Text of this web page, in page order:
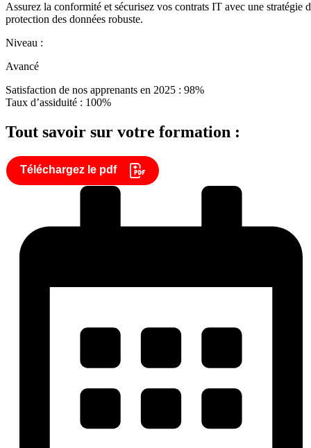
Assurez la conformité et sécurisez vos contrats IT avec une stratégie
protection des données robuste.
Niveau :
Avancé
Satisfaction de nos apprenants en 2025 : 98%
Taux d’assiduité : 100%
Tout savoir sur votre formation :
Téléchargez le pdf